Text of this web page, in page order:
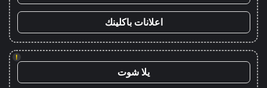
اعلانات باكلينك
!
يلا شوت